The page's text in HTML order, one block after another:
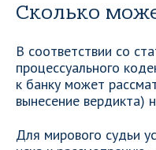
Сколько
В соответствии со
процессуального
к банку может
вынесение вердикта)
Для мирового судьи